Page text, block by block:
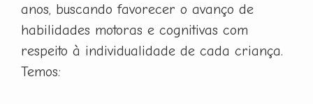
anos, buscando favorecer o avanço de
habilidades motoras e cognitivas com
respeito à individualidade de cada criança.
Temos: